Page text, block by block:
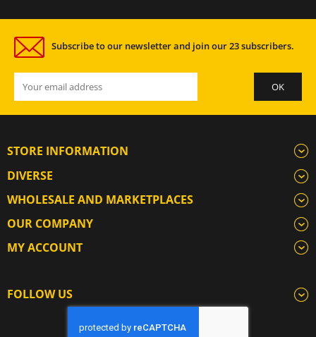
Subscribe to our newsletter and join our 23 subscribers.
STORE INFORMATION
DIVERSE
WHOLESALE AND MARKETPLACES
OUR COMPANY
MY ACCOUNT
FOLLOW US